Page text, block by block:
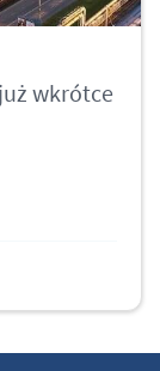
wkrótce